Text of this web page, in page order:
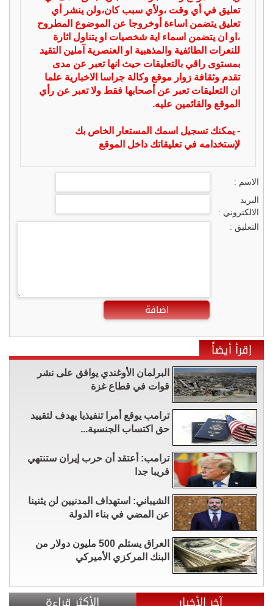
تعليق في أي وقت ،ولأي سبب كان،ولن ينشر أي
تعليق يتضمن اساءة أوخروجا عن الموضوع المطروح
،او ان يتضمن اسماء اية شخصيات او يتناول اثارة
للنعرات الطائفية والمذهبية او العنصرية آملين التقيد
بمستوى راقي بالتعليقات حيث انها تعبر عن مدى
تقدم وثقافة زوار موقع وكالة جراسا الاخبارية علما
ان التعليقات تعبر عن أصحابها فقط ولا تعبر عن رأي
الموقع والقائمين عليه.
- يمكنك تسجيل اسمك المستعار الخاص بك
لإستخدامه في تعليقاتك داخل الموقع
الاسم :
البريد
الالكتروني :
التعليق :
اضافة
إقرأ أيضاً
البرلمان الأوغندي يوافق على نشر
قوات في قطاع غزة
ترامب يوقع أمرا تنفيذيا يهدف لتقييد
حق اكتساب الجنسية...
ترامب: أعتقد أن حرب إيران ستنتهي
قريبا جدا
الشيباني: استهداف المدنيين لن يثنينا
عن المضي في بناء الدولة
العراق يستلم 500 مليون دولار من
البنك المركزي الأميركي